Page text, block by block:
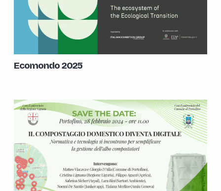
Ecomondo 2025